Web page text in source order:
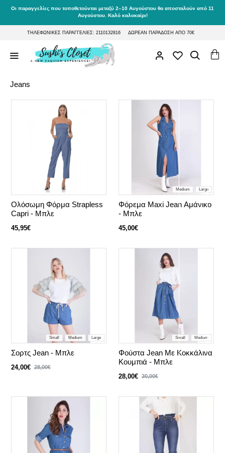
Οι παραγγελίες που τοποθετούνται μεταξύ 2–10 Αυγούστου θα αποσταλούν από 11
Αυγούστου. Καλό καλοκαίρι!
ΤΗΛΕΦΩΝΙΚΕΣ ΠΑΡΑΓΓΕΛΙΕΣ: 2110132816 ΔΩΡΕΑΝ ΠΑΡΑΔΟΣΗ ΑΠΟ 70€
Jeans
Ολόσωμη Φόρμα Strapless
Capri - Μπλε
45,95€
Medium Large
Φόρεμα Maxi Jean Αμάνικο
- Μπλε
45,00€
Small Medium Large
Σορτς Jean - Μπλε
24,00€ 28,00€
Small Medium
Φούστα Jean Με Κοκκάλινα
Κουμπιά - Μπλε
28,00€ 30,00€